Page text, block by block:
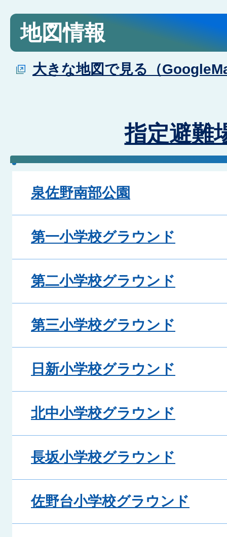
地図情報
大きな地図で見る（
指定避難
泉佐野南部公園
第一小学校グラウンド
第二小学校グラウンド
第三小学校グラウンド
日新小学校グラウンド
北中小学校グラウンド
長坂小学校グラウンド
佐野台小学校グラウンド